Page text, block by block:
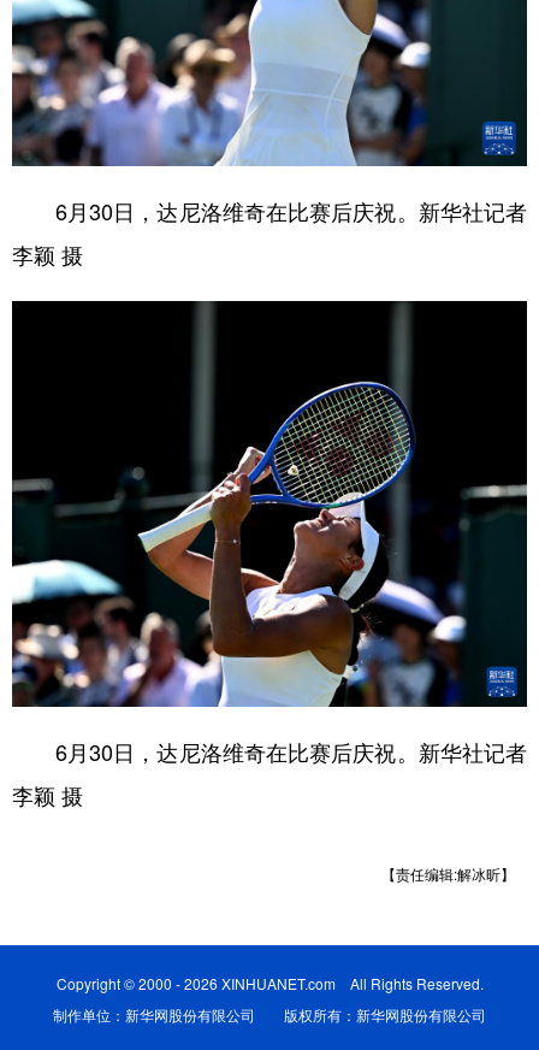
6月30日，达尼洛维奇在比赛后庆祝。新华社记者
李颖 摄
6月30日，达尼洛维奇在比赛后庆祝。新华社记者
李颖 摄
【责任编辑:解冰昕】
Copyright © 2000 - 2026 XINHUANET.com All Rights Reserved.
制作单位：新华网股份有限公司 版权所有：新华网股份有限公司